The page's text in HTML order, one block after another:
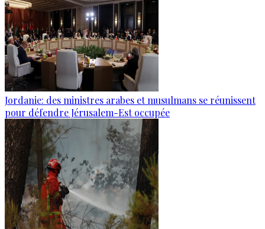
Jordanie: des ministres arabes et musulmans se réunissent
pour défendre Jérusalem-Est occupée